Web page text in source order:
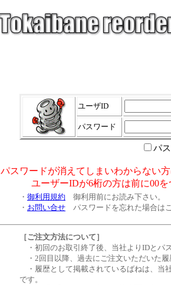
ユーザID
パスワード
パ
パスワードが消えてしまいわからない
ユーザーIDが6桁の方は前に00
・ 御利用規約 御利用前にお読み下さい。
・ お問い合せ パスワードを忘れた場合は
［ご注文方法について］
・初回のお取引終了後、当社よりIDとパ
・2回目以降、過去にご注文いただいた履
・履歴として掲載されているばねは、当
です。